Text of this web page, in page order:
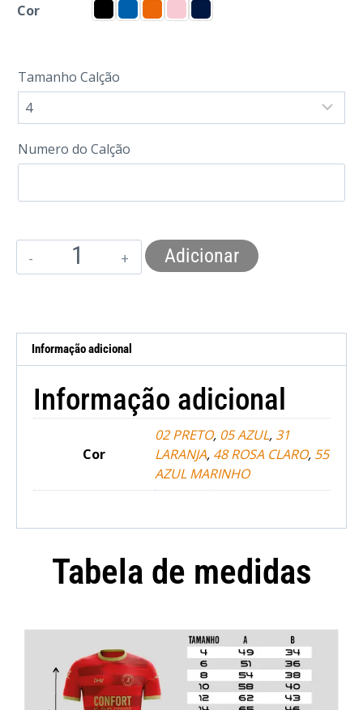
Cor
Tamanho Calção
Numero do Calção
Adicionar
Informação adicional
Informação adicional
Cor
02 PRETO, 05 AZUL, 31
LARANJA, 48 ROSA CLARO, 55
AZUL MARINHO
Tabela de medidas